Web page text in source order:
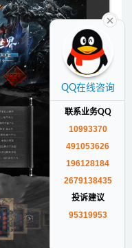
QQ在线咨询
联系业务QQ
10993370
491053626
196128184
2679138435
投诉建议
95319953